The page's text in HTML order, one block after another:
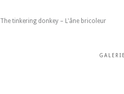
The tinkering donkey – L'âne bricoleur
GALERIE